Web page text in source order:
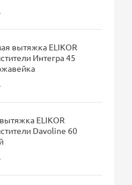
вытяжка ELIKOR
Интегра 45
ELIKOR
Davoline 60